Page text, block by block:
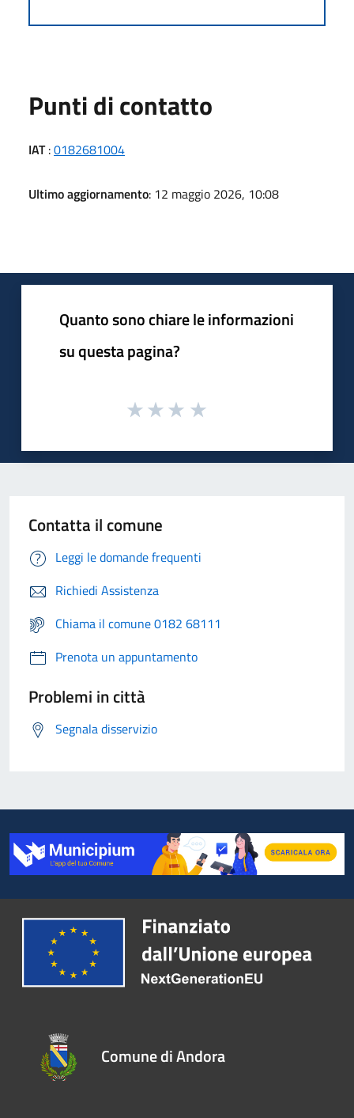
Punti di contatto
IAT:0182681004
Ultimo aggiornamento: 12 maggio 2026, 10:08
Quanto sono chiare le informazioni
su questa pagina?
Contatta il comune
Leggi le domande frequenti
Richiedi Assistenza
Chiama il comune 0182 68111
Prenota un appuntamento
Problemi in città
Segnala disservizio
Comune di Andora